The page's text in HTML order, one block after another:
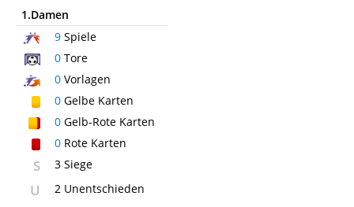
1.Damen
9 Spiele
0 Tore
0 Vorlagen
0 Gelbe Karten
0 Gelb-Rote Karten
0 Rote Karten
S 3 Siege
U 2 Unentschieden